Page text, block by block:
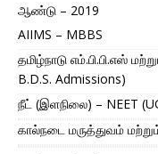
ஆண்டு – 2019
AIIMS – MBBS
தமிழ்நாடு எம்.பி.பி.எஸ்
B.D.S. Admissions)
நீட் (இளநிலை) – NEET
கால்நடை மருத்துவம் மற்றும்